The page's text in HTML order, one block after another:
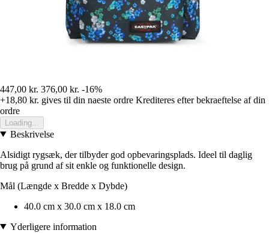
447,00 kr. 376,00 kr. -16%
+18,80 kr. gives til din naeste ordre Krediteres efter bekraeftelse af din
ordre
Loading...
Beskrivelse
Alsidigt rygsæk, der tilbyder god opbevaringsplads. Ideel til daglig
brug på grund af sit enkle og funktionelle design.
Mål (Længde x Bredde x Dybde)
40.0 cm x 30.0 cm x 18.0 cm
Yderligere information